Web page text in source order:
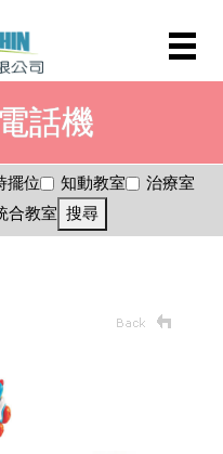
話機
擺位 知動教室
治療室
合教室 搜尋